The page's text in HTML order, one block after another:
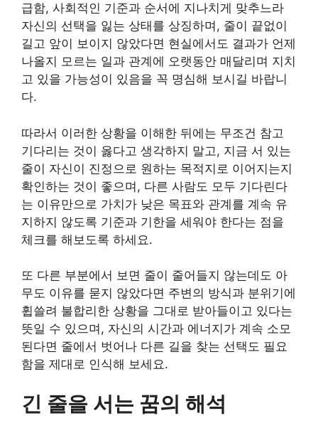
급함, 사회적인 기준과 순서에 지나치게 맞추느라
자신의 선택을 잃는 상태를 상징하며, 줄이 끝없이
길고 앞이 보이지 않았다면 현실에서도 결과가 언제
나올지 모르는 일과 관계에 오랫동안 매달리며 지치
고 있을 가능성이 있음을 꼭 명심해 보시길 바랍니
다.
따라서 이러한 상황을 이해한 뒤에는 무조건 참고
기다리는 것이 옳다고 생각하지 말고, 지금 서 있는
줄이 자신이 진정으로 원하는 목적지로 이어지는지
확인하는 것이 좋으며, 다른 사람도 모두 기다린다
는 이유만으로 가치가 낮은 목표와 관계를 계속 유
지하지 않도록 기준과 기한을 세워야 한다는 점을
체크를 해보도록 하세요.
또 다른 부분에서 보면 줄이 줄어들지 않는데도 아
무도 이유를 묻지 않았다면 주변의 방식과 분위기에
휩쓸려 불합리한 상황을 그대로 받아들이고 있다는
뜻일 수 있으며, 자신의 시간과 에너지가 계속 소모
된다면 줄에서 벗어나 다른 길을 찾는 선택도 필요
함을 제대로 인식해 보세요.
긴 줄을 서는 꿈의 해석